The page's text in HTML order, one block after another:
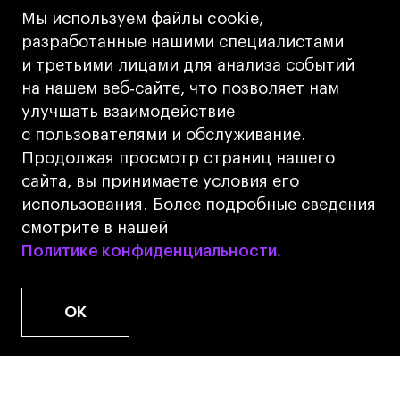
Мы используем файлы cookie,
разработанные нашими специалистами
и третьими лицами для анализа событий
на нашем веб‑сайте, что позволяет нам
улучшать взаимодействие
с пользователями и обслуживание.
Продолжая просмотр страниц нашего
сайта, вы принимаете условия его
использования. Более подробные сведения
смотрите в нашей
Политике конфиденциальности.
Политике конфиденциальности.
OK
© 2026 БВШД
Кредит на образование с господдержкой
Лицензия на осуществление образовательной
деятельности АНО ВО «Универсальный
Университет»
Карта сайта
Дизайн
Разработка